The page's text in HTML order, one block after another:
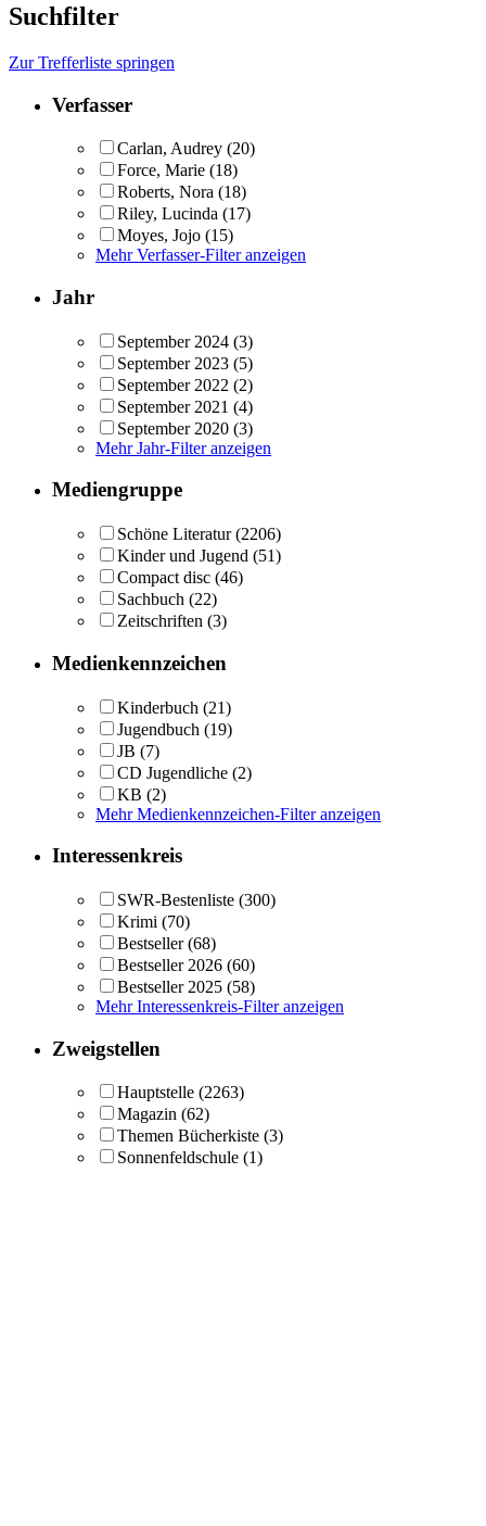
Suchfilter
Zur Trefferliste springen
Verfasser
Carlan, Audrey (20)
Force, Marie (18)
Roberts, Nora (18)
Riley, Lucinda (17)
Moyes, Jojo (15)
Mehr Verfasser-Filter anzeigen
Jahr
September 2024 (3)
September 2023 (5)
September 2022 (2)
September 2021 (4)
September 2020 (3)
Mehr Jahr-Filter anzeigen
Mediengruppe
Schöne Literatur (2206)
Kinder und Jugend (51)
Compact disc (46)
Sachbuch (22)
Zeitschriften (3)
Medienkennzeichen
Kinderbuch (21)
Jugendbuch (19)
JB (7)
CD Jugendliche (2)
KB (2)
Mehr Medienkennzeichen-Filter anzeigen
Interessenkreis
SWR-Bestenliste (300)
Krimi (70)
Bestseller (68)
Bestseller 2026 (60)
Bestseller 2025 (58)
Mehr Interessenkreis-Filter anzeigen
Zweigstellen
Hauptstelle (2263)
Magazin (62)
Themen Bücherkiste (3)
Sonnenfeldschule (1)